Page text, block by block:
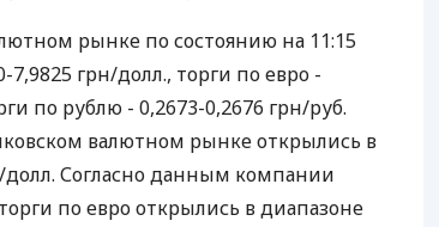
рынке по состоянию на 11:15
грн/долл., торги по евро -
по рублю - 0,2673-0,2676 грн/руб.
валютном рынке открылись в
долл. Согласно данным компании
по евро открылись в диапазоне